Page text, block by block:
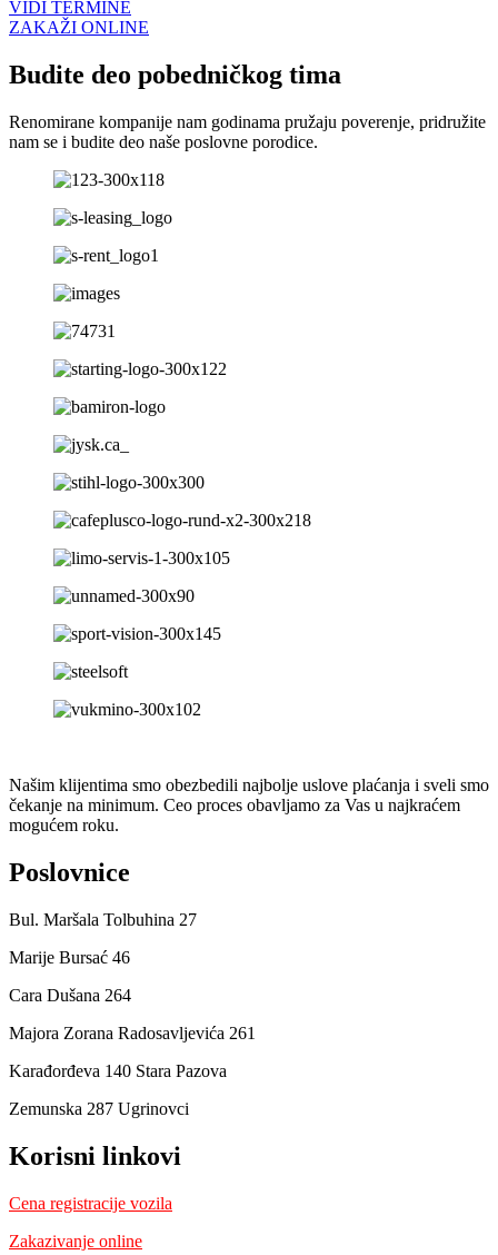
VIDI TERMINE
ZAKAŽI ONLINE
Budite deo pobedničkog tima
Renomirane kompanije nam godinama pružaju poverenje, pridružite
nam se i budite deo naše poslovne porodice.
Našim klijentima smo obezbedili najbolje uslove plaćanja i sveli smo
čekanje na minimum. Ceo proces obavljamo za Vas u najkraćem
mogućem roku.
Poslovnice
Bul. Maršala Tolbuhina 27
Marije Bursać 46
Cara Dušana 264
Majora Zorana Radosavljevića 261
Karađorđeva 140 Stara Pazova
Zemunska 287 Ugrinovci
Korisni linkovi
Cena registracije vozila
Zakazivanje online